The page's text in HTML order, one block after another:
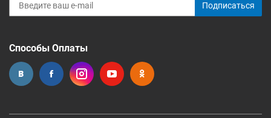
Подписаться
Способы Оплаты